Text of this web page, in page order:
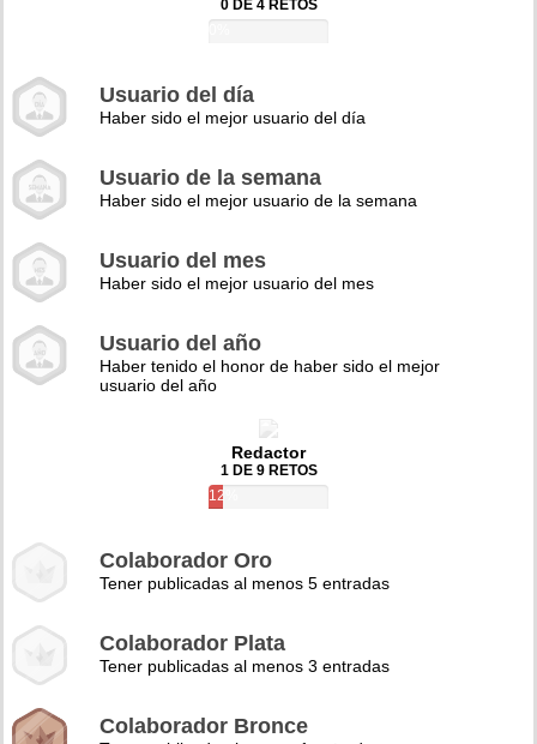
0 DE 4 RETOS
Usuario del día
Haber sido el mejor usuario del día
Usuario de la semana
Haber sido el mejor usuario de la semana
Usuario del mes
Haber sido el mejor usuario del mes
Usuario del año
Haber tenido el honor de haber sido el mejor
usuario del año
Redactor
1 DE 9 RETOS
12%
Colaborador Oro
Tener publicadas al menos 5 entradas
Colaborador Plata
Tener publicadas al menos 3 entradas
Colaborador Bronce